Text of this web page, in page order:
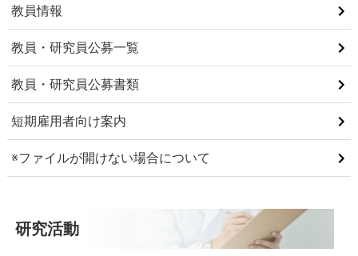
教員情報
教員・研究員公募一覧
教員・研究員公募書類
短期雇用者向け案内
※ファイルが開けない場合について
研究活動